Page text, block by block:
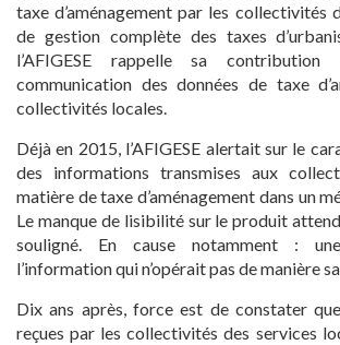
taxe d’aménagement par les collectivités
de gestion complète des taxes
l’AFIGESE rappelle sa
communication des données de taxe
collectivités locales.
Déjà en 2015, l’AFIGESE alertait sur le
des informations transmises aux
matière de taxe d’aménagement dans un
Le manque de lisibilité sur le produit
souligné. En cause notamment :
l’information qui n’opérait pas de manière
Dix ans après, force est de constater
reçues par les collectivités des services